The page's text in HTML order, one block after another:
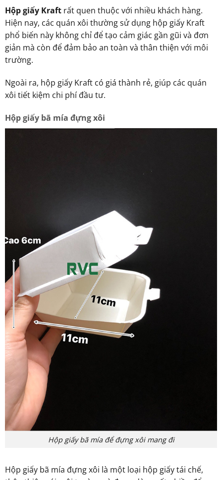
Hộp giấy Kraftrất quen thuộc với nhiều khách hàng.
Hiện nay, các quán xôi thường sử dụng hộp giấy Kraft
phổ biến này không chỉ để tạo cảm giác gần gũi và đơn
giản mà còn để đảm bảo an toàn và thân thiện với môi
trường.
Ngoài ra, hộp giấy Kraft có giá thành rẻ, giúp các quán
xôi tiết kiệm chi phí đầu tư.
Hộp giấy bã mía đựng xôi
Hộp giấy bã mía để đựng xôi mang đi
Hộp giấy bã mía đựng xôi là một loại hộp giấy tái chế,